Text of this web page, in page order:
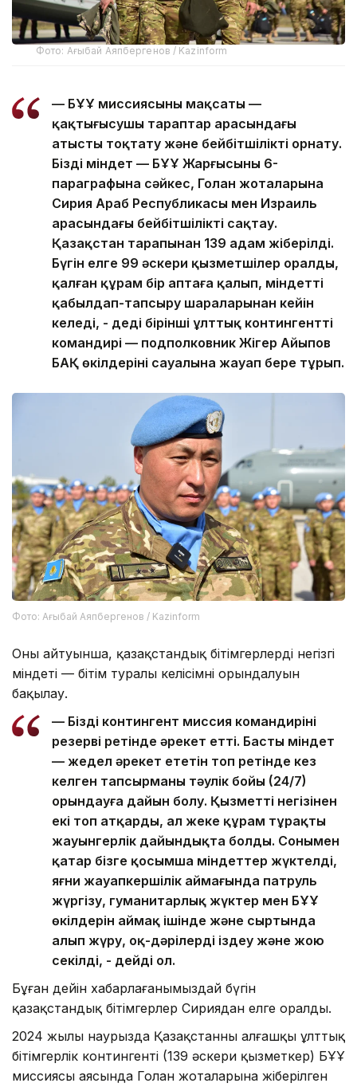
Фото: Ағыбай Аяпбергенов / Kazinform
— БҰҰ миссиясының мақсаты —
қақтығысушы тараптар арасындағы
атысты тоқтату және бейбітшілікті орнату.
Біздің міндет — БҰҰ Жарғысының 6-
параграфына сәйкес, Голан жоталарына
Сирия Араб Республикасы мен Израиль
арасындағы бейбітшілікті сақтау.
Қазақстан тарапынан 139 адам жіберілді.
Бүгін елге 99 әскери қызметшілер оралды,
қалған құрам бір аптаға қалып, міндетті
қабылдап-тапсыру шараларынан кейін
келеді, - деді бірінші ұлттық контингенттің
командирі — подполковник Жігер Айыпов
БАҚ өкілдерінің сауалына жауап бере тұрып.
Фото: Ағыбай Аяпбергенов / Kazinform
Оның айтуынша, қазақстандық бітімгерлердің негізгі
міндеті — бітім туралы келісімнің орындалуын
бақылау.
— Біздің контингент миссия командирінің
резерві ретінде әрекет етті. Басты міндет
— жедел әрекет ететін топ ретінде кез
келген тапсырманы тәулік бойы (24/7)
орындауға дайын болу. Қызметті негізінен
екі топ атқарды, ал жеке құрам тұрақты
жауынгерлік дайындықта болды. Сонымен
қатар бізге қосымша міндеттер жүктелді,
яғни жауапкершілік аймағында патруль
жүргізу, гуманитарлық жүктер мен БҰҰ
өкілдерін аймақ ішінде және сыртында
алып жүру, оқ-дәрілерді іздеу және жою
секілді, - дейді ол.
Бұған дейін хабарлағанымыздай бүгін
қазақстандық бітімгерлер Сириядан елге оралды.
2024 жылы наурызда Қазақстанның алғашқы ұлттық
бітімгерлік контингенті (139 әскери қызметкер) БҰҰ
миссиясы аясында Голан жоталарына жіберілген